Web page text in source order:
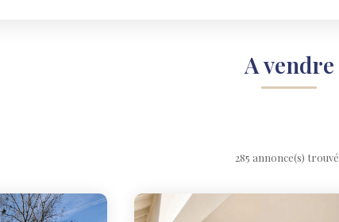
A vendre
285 annonce(s)